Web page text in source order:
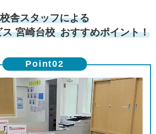
校舎スタッフによる
宮崎台校 おすすめポイント！
Point02